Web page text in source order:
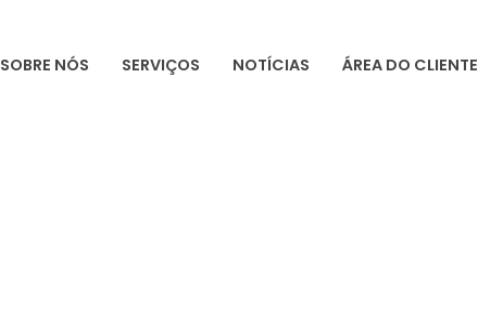
SOBRE NÓS SERVIÇOS NOTÍCIAS ÁREA DO CLIENTE